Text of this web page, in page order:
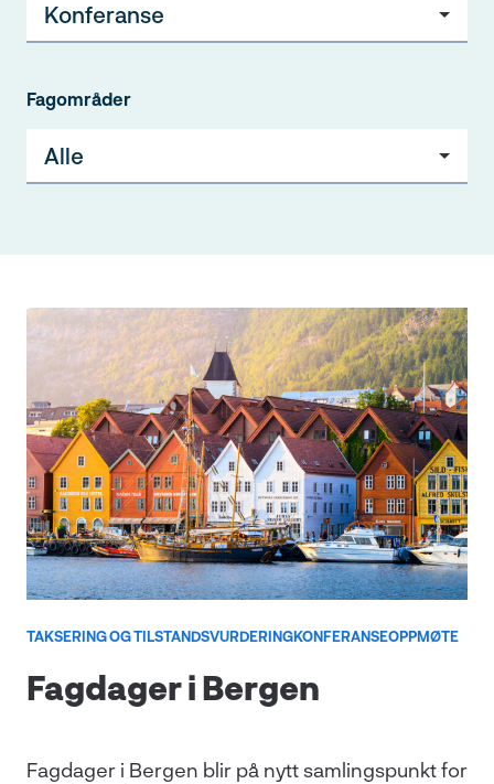
etter:
Konferanse
Fagområder
Alle
TAKSERING OG TILSTANDSVURDERINGKONFERANSEOPPMØTE
Fagdager i Bergen
Fagdager i Bergen blir på nytt samlingspunkt for